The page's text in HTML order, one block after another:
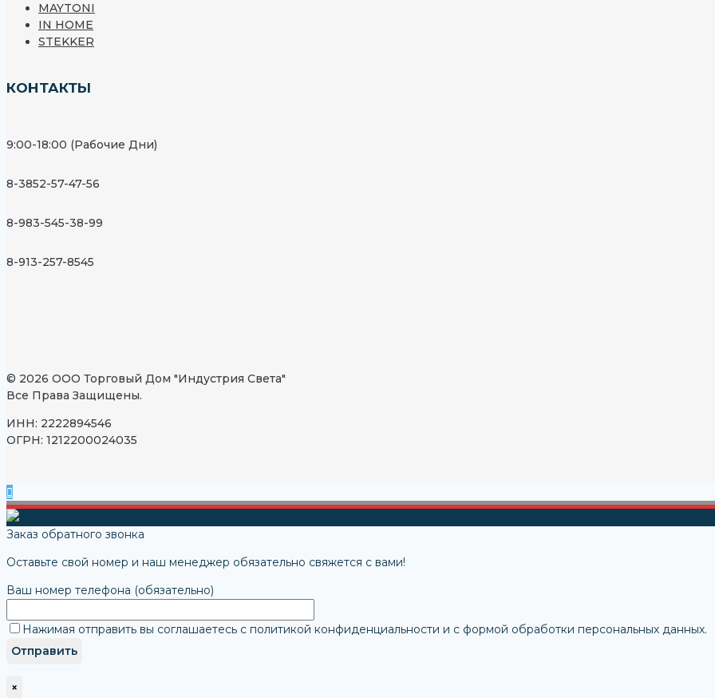
MAYTONI
IN HOME
STEKKER
КОНТАКТЫ
9:00-18:00 (Рабочие Дни)
8-3852-57-47-56
8-983-545-38-99
8-913-257-8545
© 2026 ООО Торговый Дом "Индустрия Света"
Все Права Защищены.
ИНН: 2222894546
ОГРН: 1212200024035
Заказ обратного звонка
Оставьте свой номер и наш менеджер обязательно свяжется с вами!
Ваш номер телефона (обязательно)
Нажимая отправить вы соглашаетесь с политикой конфиденциальности и с формой обработки персональных данных.
×